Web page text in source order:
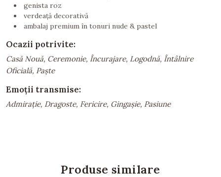
genista roz
verdeață decorativă
ambalaj premium în tonuri nude & pastel
Ocazii potrivite:
Casă Nouă, Ceremonie, Încurajare, Logodnă, Întâlnire
Oficială, Paște
Emoții transmise:
Admirație, Dragoste, Fericire, Gingașie, Pasiune
Produse similare